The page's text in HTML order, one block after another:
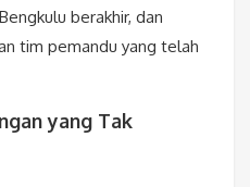
berakhir, dan
tim pemandu yang telah
yang Tak